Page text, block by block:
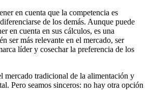
en cuenta que la competencia es
de los demás. Aunque puede
en cuenta en sus cálculos, es una
ser más relevante en el mercado, ser
líder y cosechar la preferencia de los
mercado tradicional de la alimentación y
Pero seamos sinceros: no hay otra opción